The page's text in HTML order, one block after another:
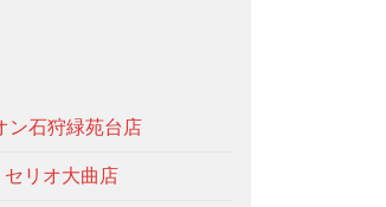
ン石狩緑苑台店
セリオ大曲店